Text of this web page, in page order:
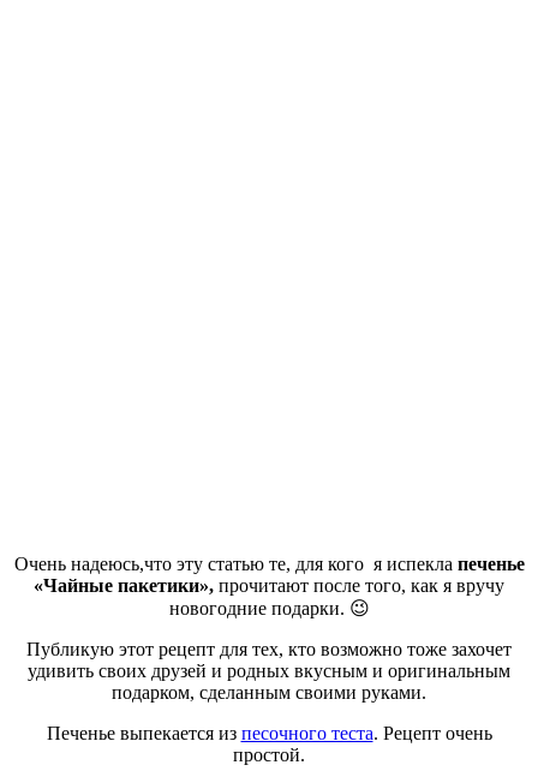
Очень надеюсь,что эту статью те, для кого я испекла печенье
«Чайные пакетики», прочитают после того, как я вручу
новогодние подарки. 😉
Публикую этот рецепт для тех, кто возможно тоже захочет
удивить своих друзей и родных вкусным и оригинальным
подарком, сделанным своими руками.
Печенье выпекается из песочного теста. Рецепт очень
простой.